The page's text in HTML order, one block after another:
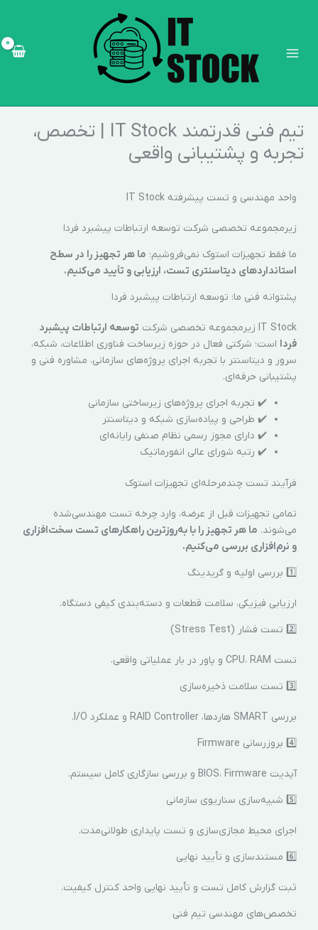
تیم فنی قدرتمند IT Stock | تخصص،
تجربه و پشتیبانی واقعی
واحد مهندسی و تست پیشرفته IT Stock
زیرمجموعه تخصصی شرکت توسعه ارتباطات پیشبرد فردا
ما فقط تجهیزات استوک نمی‌فروشیم؛ ما هر تجهیز را در سطح
استانداردهای دیتاسنتری تست، ارزیابی و تأیید می‌کنیم.
پشتوانه فنی ما: توسعه ارتباطات پیشبرد فردا
IT Stock زیرمجموعه تخصصی شرکت
توسعه ارتباطات پیشبرد
فردا است؛ شرکتی فعال در حوزه زیرساخت فناوری اطلاعات، شبکه،
سرور و دیتاسنتر با تجربه اجرای پروژه‌های سازمانی، مشاوره فنی و
پشتیبانی حرفه‌ای.
✔️ تجربه اجرای پروژه‌های زیرساختی سازمانی
✔️ طراحی و پیاده‌سازی شبکه و دیتاسنتر
✔️ دارای مجوز رسمی نظام صنفی رایانه‌ای
✔️ رتبه شورای عالی انفورماتیک
فرآیند تست چندمرحله‌ای تجهیزات استوک
تمامی تجهیزات قبل از عرضه، وارد چرخه تست مهندسی‌شده
می‌شوند. ما هر تجهیز را با به‌روزترین راهکارهای تست سخت‌افزاری
و نرم‌افزاری بررسی می‌کنیم.
1️⃣ بررسی اولیه و گریدینگ
ارزیابی فیزیکی، سلامت قطعات و دسته‌بندی کیفی دستگاه.
2️⃣ تست فشار (Stress Test)
تست CPU، RAM و پاور در بار عملیاتی واقعی.
3️⃣ تست سلامت ذخیره‌سازی
بررسی SMART هاردها، RAID Controller و عملکرد I/O.
4️⃣ بروزرسانی Firmware
آپدیت BIOS، Firmware و بررسی سازگاری کامل سیستم.
5️⃣ شبیه‌سازی سناریوی سازمانی
اجرای محیط مجازی‌سازی و تست پایداری طولانی‌مدت.
6️⃣ مستندسازی و تأیید نهایی
ثبت گزارش کامل تست و تأیید نهایی واحد کنترل کیفیت.
تخصص‌های مهندسی تیم فنی